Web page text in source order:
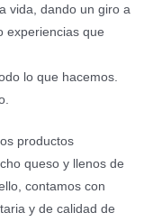
vida, dando un giro a
experiencias que
lo que hacemos.
productos
queso y llenos de
contamos con
y de calidad de